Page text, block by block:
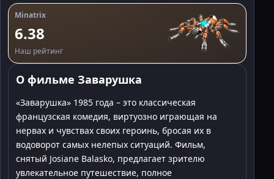
Minatrix
6.38
Наш рейтинг
О фильме Заварушка
«Заварушка» 1985 года – это классическая
французская комедия, виртуозно играющая на
нервах и чувствах своих героинь, бросая их в
водоворот самых нелепых ситуаций. Фильм,
снятый Josiane Balasko, предлагает зрителю
увлекательное путешествие, полное